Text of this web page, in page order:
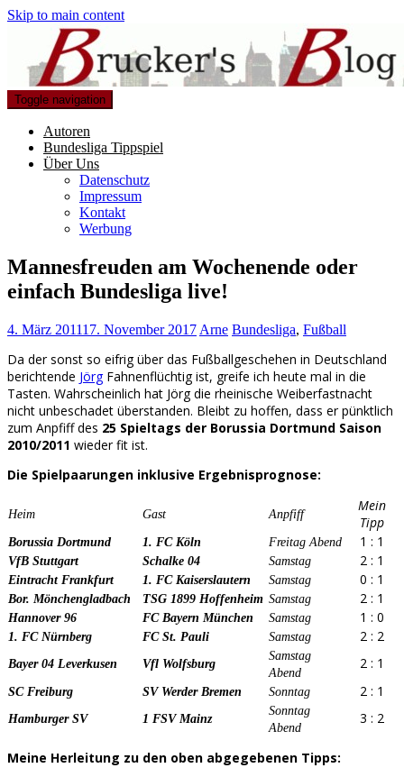
Skip to main content
Toggle navigation
Autoren
Bundesliga Tippspiel
Über Uns
Datenschutz
Impressum
Kontakt
Werbung
Mannesfreuden am Wochenende oder
einfach Bundesliga live!
4. März 201117. November 2017 Arne Bundesliga, Fußball
Da der sonst so eifrig über das Fußballgeschehen in Deutschland
berichtende JörgFahnenflüchtig ist, greife ich heute mal in die
Tasten. Wahrscheinlich hat Jörg die rheinische Weiberfastnacht
nicht unbeschadet überstanden. Bleibt zu hoffen, dass er pünktlich
zum Anpfiff des 25 Spieltags der Borussia Dortmund Saison
2010/2011 wieder fit ist.
Die Spielpaarungen inklusive Ergebnisprognose:
Heim Gast Anpfiff
Mein
Tipp
Borussia Dortmund 1. FC Köln Freitag Abend 1 : 1
VfB Stuttgart Schalke 04 Samstag 2 : 1
Eintracht Frankfurt 1. FC Kaiserslautern Samstag 0 : 1
Bor. Mönchengladbach TSG 1899 Hoffenheim Samstag 2 : 1
Hannover 96 FC Bayern München Samstag 1 : 0
1. FC Nürnberg FC St. Pauli Samstag 2 : 2
Bayer 04 Leverkusen Vfl Wolfsburg
Samstag
Abend
2 : 1
SC Freiburg SV Werder Bremen Sonntag 2 : 1
Hamburger SV 1 FSV Mainz
Sonntag
Abend
3 : 2
Meine Herleitung zu den oben abgegebenen Tipps: